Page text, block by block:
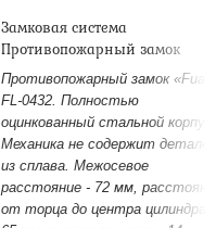
Замковая система
Противопожарный замок
Противопожарный замок
FL-0432. Полностью
оцинкованный стальной корпус.
Механика не содержит деталей
из сплава. Межосевое
расстояние - 72 мм,
от торца до центра цилиндра -